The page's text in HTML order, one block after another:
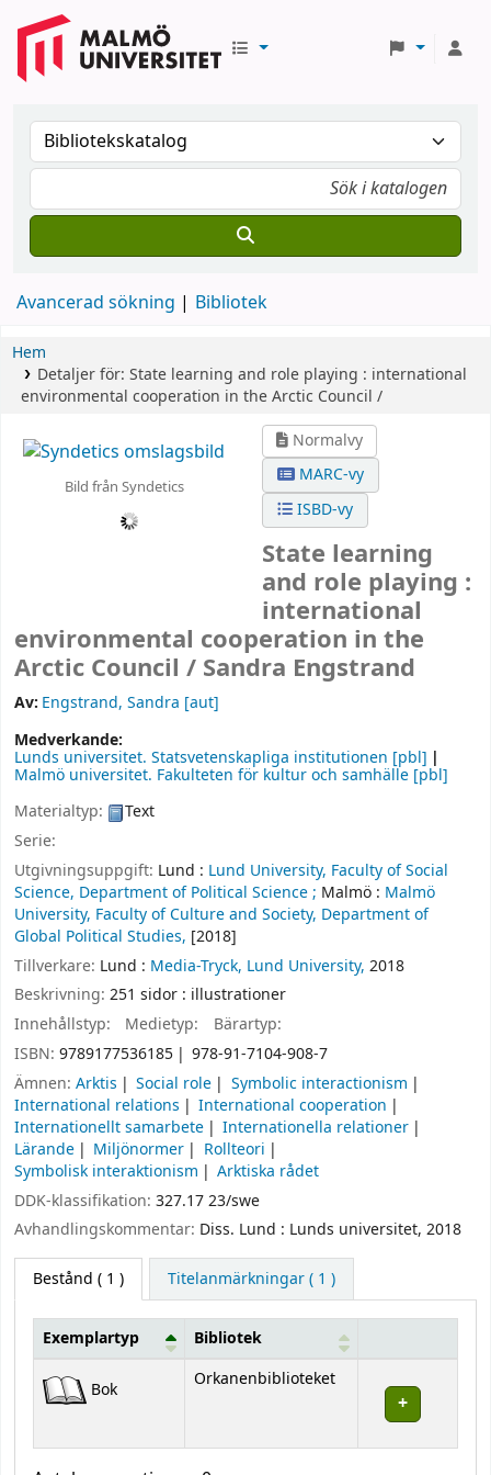
Avancerad sökning Bibliotek
Hem
Detaljer för: State learning and role playing : international
environmental cooperation in the Arctic Council /
Bild från Syndetics
Normalvy
MARC-vy
ISBD-vy
State learning
and role playing :
international
environmental cooperation in the
Arctic Council / Sandra Engstrand
Av: Engstrand, Sandra [aut]
Medverkande:
Lunds universitet. Statsvetenskapliga institutionen [pbl]
Malmö universitet. Fakulteten för kultur och samhälle [pbl]
Materialtyp:
Text
Serie:
Utgivningsuppgift: Lund : Lund University, Faculty of Social
Science, Department of Political Science ; Malmö : Malmö
University, Faculty of Culture and Society, Department of
Global Political Studies, [2018]
Tillverkare: Lund : Media-Tryck, Lund University, 2018
Beskrivning: 251 sidor : illustrationer
Innehållstyp:
Medietyp:
Bärartyp:
ISBN: 9789177536185
978-91-7104-908-7
Ämnen: Arktis Social role
Symbolic interactionism
International relations
International cooperation
Internationellt samarbete
Internationella relationer
Lärande
Miljönormer
Rollteori
Symbolisk interaktionism
Arktiska rådet
DDK-klassifikation: 327.17 23/swe
Avhandlingskommentar: Diss. Lund : Lunds universitet, 2018
Bestånd ( 1 ) Titelanmärkningar ( 1 )
Bestånd
Exemplartyp Bibliotek
Bok Orkanenbiblioteket